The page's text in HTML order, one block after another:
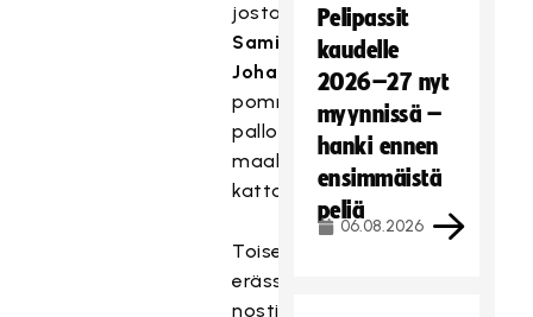
josta
Sami
Johansson
pommitti
pallon
maalin
kattoon.
Toisessa
erässä
nosti
Pelipassit
kaudelle
2026–27 nyt
myynnissä –
hanki ennen
ensimmäistä
peliä
06.08.2026